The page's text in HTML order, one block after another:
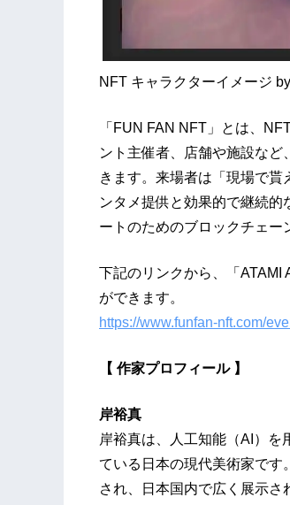
NFT キャラクターイメージ
「FUN FAN NFT」とは、
ント主催者、店舗や施設な
きます。来場者は「現場で
ンタメ提供と効果的で継続
ートのためのブロックチェー
下記のリンクから、「ATAMI
ができます。
https://www.funfan-nft.com/
【 作家プロフィール 】
岸裕真
岸裕真は、人工知能（AI）
ている日本の現代美術家です
され、日本国内で広く展示